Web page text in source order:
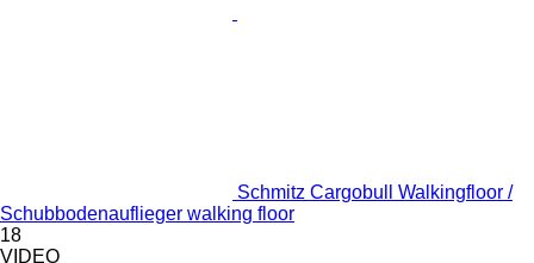
Schmitz Cargobull Walkingfloor /
Schubbodenauflieger walking floor
18
VIDEO